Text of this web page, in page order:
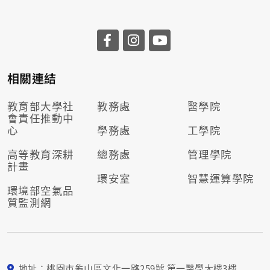
相關連結
教育部大學社
會責任推動中
心
高等教育深耕
計畫
環境部空氣品
質監測網
教務處
學務處
總務處
環安室
醫學院
工學院
管理學院
智慧運算學院